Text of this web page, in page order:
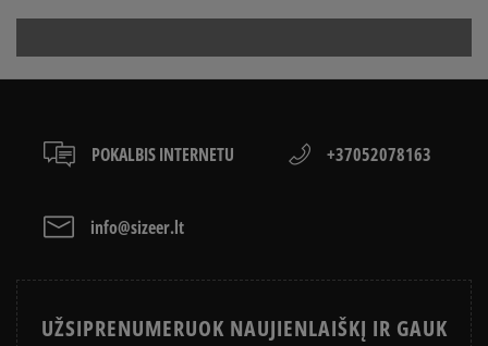
ON
VANS OLD SKOOL VS SUPERSTAR
LACOSTE ISTORIJA SNEAKER‘IŲ ISTORIJA
POKALBIS INTERNETU +37052078163
info@sizeer.lt
UŽSIPRENUMERUOK NAUJIENLAIŠKĮ IR GAUK